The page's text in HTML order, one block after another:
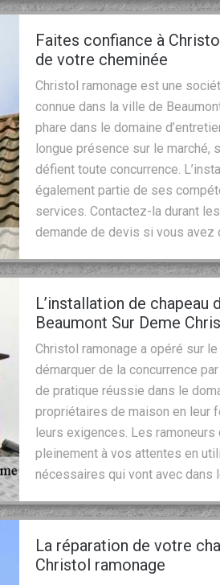
Faites confiance à
de votre cheminée
Christol ramonage est une
connue dans la ville de
phare dans le domaine
longue présence sur le
défient toute concurrence.
également partie de ses
services. Contactez-la durant
demande de devis si vous avez
L’installation de
Beaumont Sur Deme
Christol ramonage a opéré sur
démarquer de la concurrence
de pratique réussie dans le
propriétaires de maison en leur
leurs exigences. Les
pleinement à vos attentes en
nécessaires qui vont avec dans
La réparation de votre
Christol ramonage